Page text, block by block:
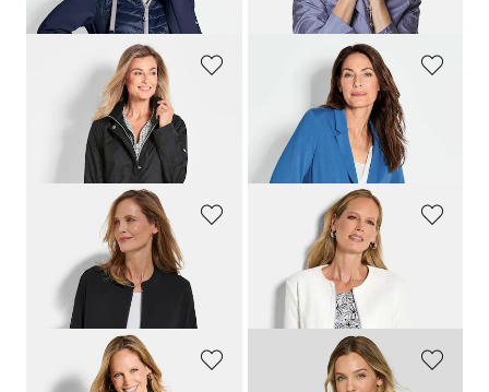
159,00 CHF 349,00 CHF
GOLDNER
179,00 CHF
279,00 CHF
BARBARA LEBEK
89,49 CHF
179,00 CHF
GOLDNER
169,00 CHF
259,00 CHF